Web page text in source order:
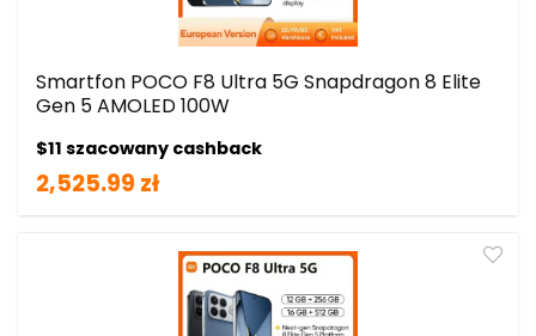
Smartfon POCO F8 Ultra 5G Snapdragon 8 Elite
Gen 5 AMOLED 100W
$11 szacowany cashback
2,525.99 zł